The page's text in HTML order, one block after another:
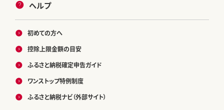
ヘルプ
初めての方へ
控除上限金額の目安
ふるさと納税確定申告ガイド
ワンストップ特例制度
ふるさと納税ナビ（外部サイト）